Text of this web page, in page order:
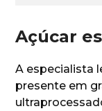
Açúcar
A especialista
presente em